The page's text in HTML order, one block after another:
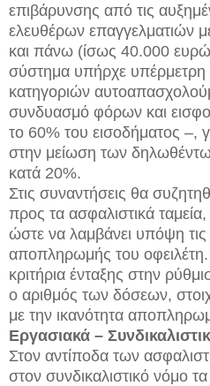
επιβάρυνσης από τις
ελευθέρων επαγγελματιών
και πάνω (ίσως 40.000
σύστημα υπήρχε
κατηγοριών
συνδυασμό φόρων και
το 60% του εισοδήματος –,
στην μείωση των
κατά 20%.
Στις συναντήσεις θα
προς τα ασφαλιστικά ταμεία,
ώστε να λαμβάνει υπόψη τις
αποπληρωμής του
κριτήρια ένταξης στην
ο αριθμός των δόσεων,
με την ικανότητα
Εργασιακά –
Στον αντίποδα των
στον συνδικαλιστικό νόμο